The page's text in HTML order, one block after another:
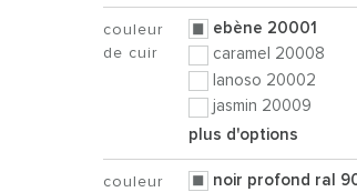
couleur
de cuir
ebène 20001
caramel 20008
lanoso 20002
jasmin 20009
plus d'options
couleur
noir profond ral